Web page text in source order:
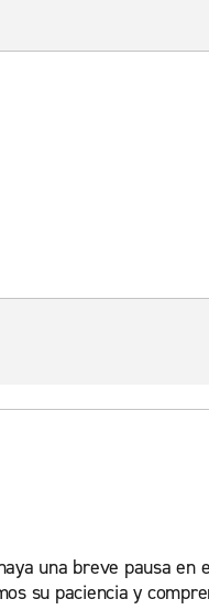
una breve pausa en
su paciencia y